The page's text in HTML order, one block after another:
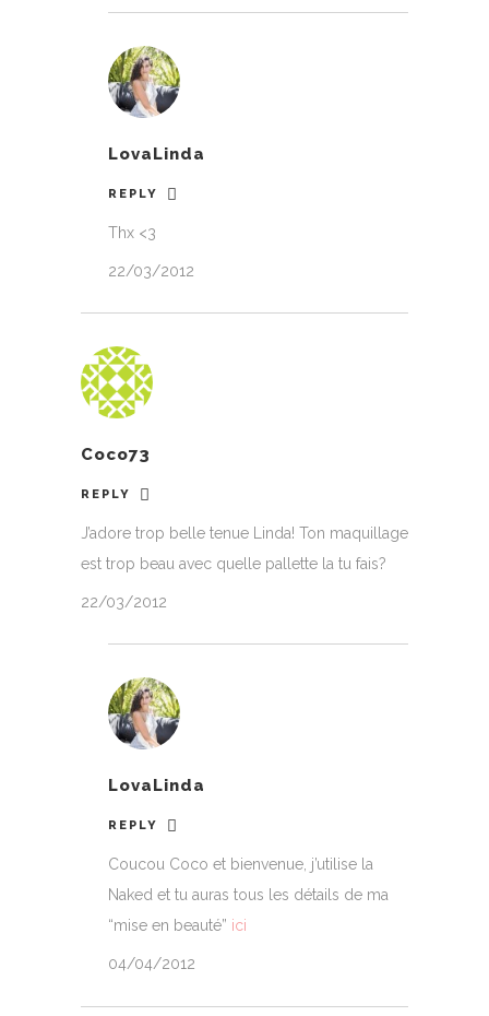
LovaLinda
REPLY
Thx <3
22/03/2012
Coco73
REPLY
J’adore trop belle tenue Linda! Ton maquillage
est trop beau avec quelle pallette la tu fais?
22/03/2012
LovaLinda
REPLY
Coucou Coco et bienvenue, j’utilise la
Naked et tu auras tous les détails de ma
“mise en beauté” ici
04/04/2012